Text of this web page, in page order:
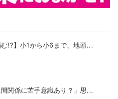
む!?】小1から小6まで、地頭...
間関係に苦手意識あり？」思...